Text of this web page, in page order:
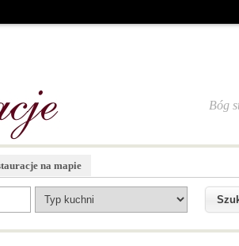
Bóg
na mapie